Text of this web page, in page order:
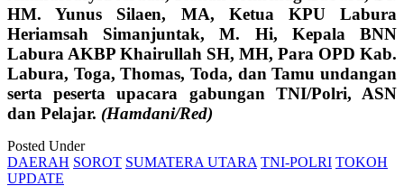
HM. Yunus Silaen, MA, Ketua KPU Labura
Heriamsah Simanjuntak, M. Hi, Kepala BNN
Labura AKBP Khairullah SH, MH, Para OPD Kab.
Labura, Toga, Thomas, Toda, dan Tamu undangan
serta peserta upacara gabungan TNI/Polri, ASN
dan Pelajar. (Hamdani/Red)
Posted Under
DAERAH SOROT SUMATERA UTARA TNI-POLRI TOKOH
UPDATE